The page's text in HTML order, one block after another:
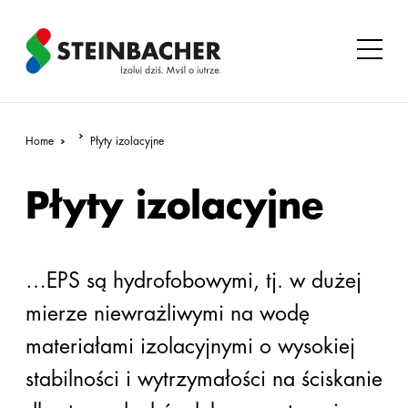
zurück
wiedzieć
Kontakt
Cennik
zurück
Zastosowanie
Izolacje
Dach
Podłoga
Produkty
Wszystkie
zurück
Home Płyty izolacyjne
Płyty izolacyjne
…EPS są hydrofobowymi, tj. w dużej
mierze niewrażliwymi na wodę
materiałami izolacyjnymi o wysokiej
stabilności i wytrzymałości na ściskanie
filtr ...